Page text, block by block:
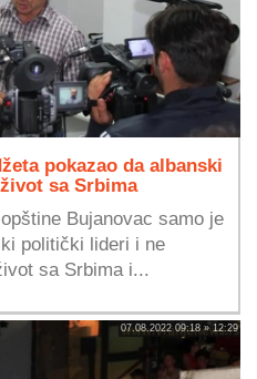
pokazao da albanski
sa Srbima
Bujanovac samo je
politički lideri i ne
sa Srbima i...
07.08.2022 09:18 » 12:29